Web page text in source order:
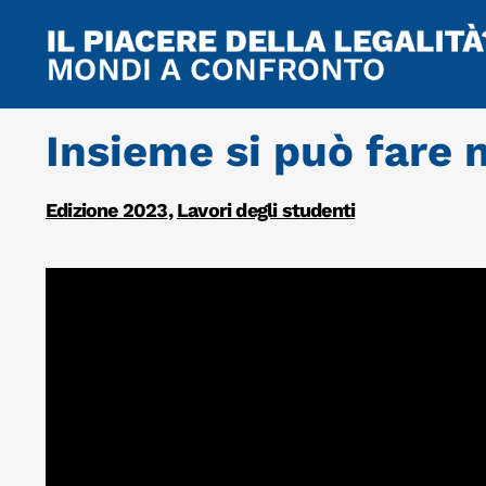
Insieme si può fare
Edizione 2023,Lavori degli studenti